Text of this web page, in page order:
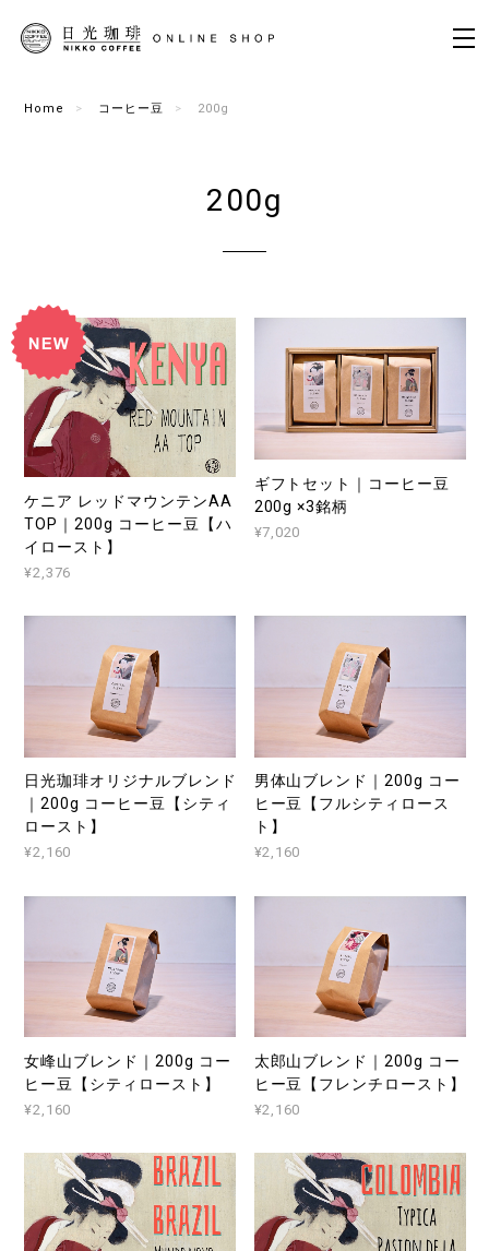
Home コーヒー豆 200g
200g
ケニア レッドマウンテンAA
TOP｜200g コーヒー豆【ハ
イロースト】
¥2,376
ギフトセット｜コーヒー豆
200g ×3銘柄
¥7,020
日光珈琲オリジナルブレンド
｜200g コーヒー豆【シティ
ロースト】
¥2,160
男体山ブレンド｜200g コー
ヒー豆【フルシティロース
ト】
¥2,160
女峰山ブレンド｜200g コー
ヒー豆【シティロースト】
¥2,160
太郎山ブレンド｜200g コー
ヒー豆【フレンチロースト】
¥2,160